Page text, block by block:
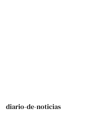
diario-de-noticias